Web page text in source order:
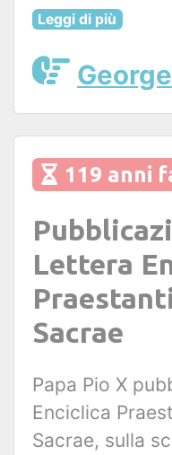
Leggi di più
119 anni
Lettera
Sacrae
Papa Pio X
Enciclica
Sacrae, sulla